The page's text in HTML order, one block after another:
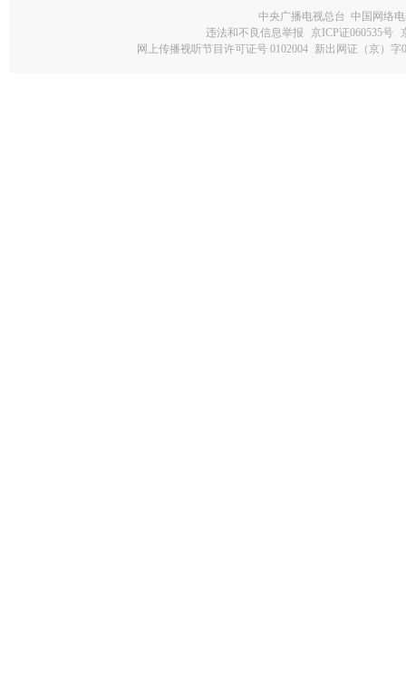
中央广播电视总台 中国网络
违法和不良信息举报
京ICP证060535号
网上传播视听节目许可证号 0102004 新出网证（京）